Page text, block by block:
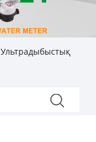
Ультрадыбыстық